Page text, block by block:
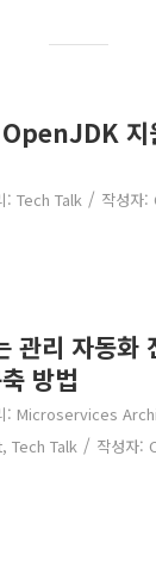
지
: Tech Talk / 작성자:
관리 자동화
방법
: Microservices
, Tech Talk / 작성자: